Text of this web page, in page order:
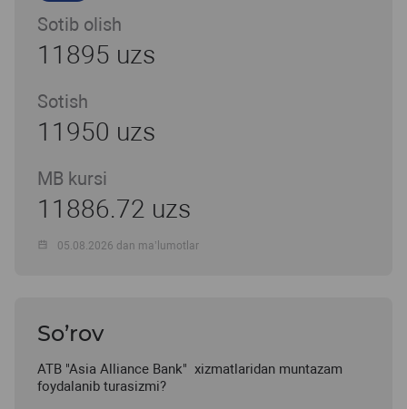
Sotib olish
11895 uzs
Sotish
11950 uzs
MB kursi
11886.72 uzs
05.08.2026 dan ma’lumotlar
So’rov
ATB "Asia Alliance Bank" xizmatlaridan muntazam
foydalanib turasizmi?